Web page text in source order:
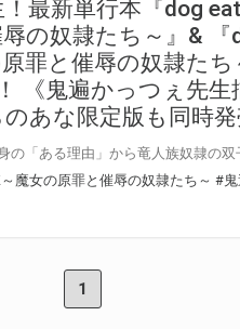
最新単行本『dog
の奴隷たち～』& 『
罪と催辱の奴隷たち
《鬼遍かっつぇ先
あな限定版も同時発
魔女の原罪と催辱の奴隷たち～ #鬼
1